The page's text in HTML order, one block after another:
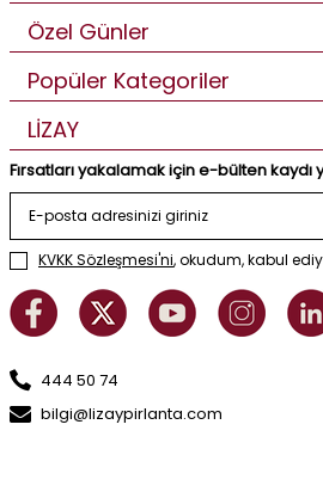
Özel Günler
Popüler Kategoriler
LİZAY
Fırsatları yakalamak için e-bülten kaydı
KVKK Sözleşmesi'ni, okudum, kabul
444 50 74
bilgi@lizaypirlanta.com